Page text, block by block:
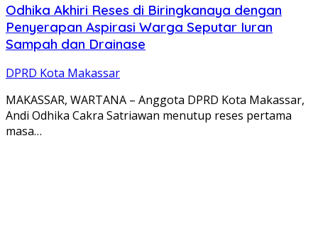
Odhika Akhiri Reses di Biringkanaya dengan
Penyerapan Aspirasi Warga Seputar Iuran
Sampah dan Drainase
DPRD Kota Makassar
MAKASSAR, WARTANA – Anggota DPRD Kota Makassar,
Andi Odhika Cakra Satriawan menutup reses pertama
masa…